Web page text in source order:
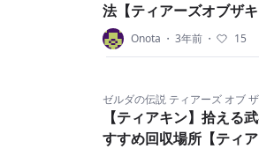
法【ティアーズオブザキ
Onota ・ 3年前 ・ 15
ゼルダの伝説 ティアーズ オブ
【ティアキン】拾える
すすめ回収場所【ティ